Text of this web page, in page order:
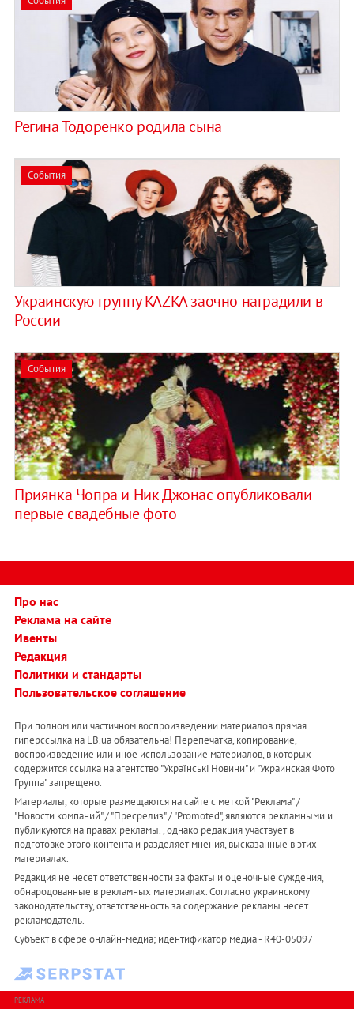
Регина Тодоренко родила сына
События
Украинскую группу KAZKA заочно наградили в
России
События
Приянка Чопра и Ник Джонас опубликовали
первые свадебные фото
Про нас
Реклама на сайте
Ивенты
Редакция
Политики и стандарты
Пользовательское соглашение
При полном или частичном воспроизведении материалов прямая
гиперссылка на LB.ua обязательна! Перепечатка, копирование,
воспроизведение или иное использование материалов, в которых
содержится ссылка на агентство "Українськi Новини" и "Украинская Фото
Группа" запрещено.
Материалы, которые размещаются на сайте с меткой "Реклама" /
"Новости компаний" / "Пресрелиз" / "Promoted", являются рекламными и
публикуются на правах рекламы. , однако редакция участвует в
подготовке этого контента и разделяет мнения, высказанные в этих
материалах.
Редакция не несет ответственности за факты и оценочные суждения,
обнародованные в рекламных материалах. Согласно украинскому
законодательству, ответственность за содержание рекламы несет
рекламодатель.
Субъект в сфере онлайн-медиа; идентификатор медиа - R40-05097
РЕКЛАМА